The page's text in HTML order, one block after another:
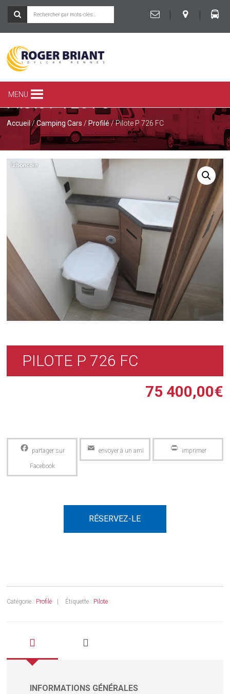
|
|
ROGER
BRIANT
SPÉCIALISTE
CAMPING-
CAR
LA
CARAVANE
MENU
Pilote P 726 FC
Accueil/Camping Cars / Profilé/ Pilote P 726 FC
PILOTE P 726 FC
75 400,00€
Facebook Email PrintFriendly
RÉSERVEZ-LE
Catégorie : Profilé Étiquette : Pilote
INFORMATIONS GÉNÉRALES